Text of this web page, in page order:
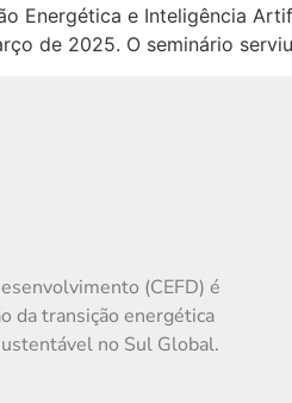
Energética e Inteligência
de 2025. O seminário
(CEFD) é
da transição energética
no Sul Global.